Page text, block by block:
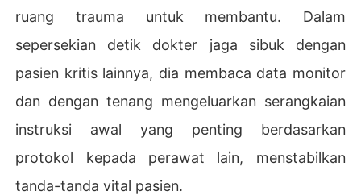
"Kalian tahu kenapa dia pendarahan di UGD? Itu karena
aktivitas ranjang yang terlalu brutal."
Aku mengusapkan darahku tepat di dada jas mahal sua
miku, lalu berbalik pergi tanpa menoleh lagi. Kontrak per
nikahan kami berakhir dalam tiga hari, dan sudah saatn
ya aku mengaktifkan kembali identitas asliku serta menj
emput putri kecilku yang selama ini kusembunyikan dari
monster itu.
ruang trauma untuk membantu. Dalam
sepersekian detik dokter jaga sibuk dengan
pasien kritis lainnya, dia membaca data monitor
dan dengan tenang mengeluarkan serangkaian
instruksi awal yang penting berdasarkan
protokol kepada perawat lain, menstabilkan
tanda-tanda vital pasien.